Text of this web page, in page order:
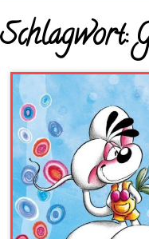
Startseite
Neue Bilder
Schlagwort: